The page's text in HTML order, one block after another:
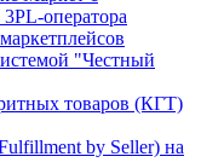
оператора
"Честный
товаров (КГТ)
by Seller) на